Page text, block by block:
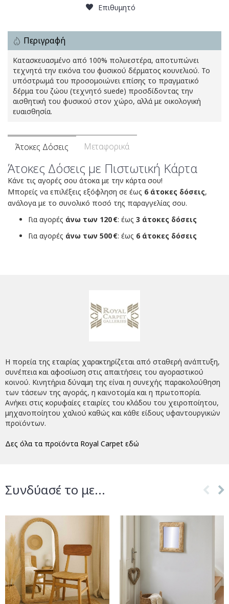
Επιθυμητό
Περιγραφή
Κατασκευασμένο από 100% πολυεστέρα, αποτυπώνει
τεχνητά την εικόνα του φυσικού δέρματος κουνελιού. Το
υπόστρωμά του προσομοιώνει επίσης το πραγματικό
δέρμα του ζώου (τεχνητό suede) προσδίδοντας την
αισθητική του φυσικού στον χώρο, αλλά με οικολογική
ευαισθησία.
Άτοκες Δόσεις Μεταφορικά
Άτοκες Δόσεις με Πιστωτική Κάρτα
Κάνε τις αγορές σου άτοκα με την κάρτα σου!
Μπορείς να επιλέξεις εξόφληση σε έως 6 άτοκες δόσεις,
ανάλογα με το συνολικό ποσό της παραγγελίας σου.
Για αγορές άνω των 120 €: έως 3 άτοκες δόσεις
Για αγορές άνω των 500 €: έως 6 άτοκες δόσεις
Η πορεία της εταιρίας χαρακτηρίζεται από σταθερή ανάπτυξη,
συνέπεια και αφοσίωση στις απαιτήσεις του αγοραστικού
κοινού. Κινητήρια δύναμη της είναι η συνεχής παρακολούθηση
των τάσεων της αγοράς, η καινοτομία και η πρωτοπορία.
Ανήκει στις κορυφαίες εταιρίες του κλάδου του χειροποίητου,
μηχανοποίητου χαλιού καθώς και κάθε είδους υφαντουργικών
προϊόντων.
Δες όλα τα προϊόντα Royal Carpet εδώ
Συνδύασέ το με...